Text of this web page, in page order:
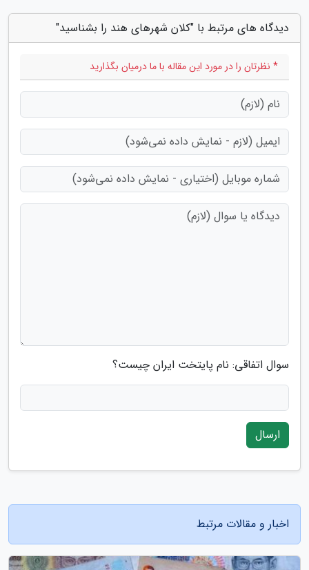
دیدگاه های مرتبط با "کلان شهرهای هند را بشناسید"
* نظرتان را در مورد این مقاله با ما درمیان بگذارید
سوال اتفاقی: نام پایتخت ایران چیست؟
ارسال
اخبار و مقالات مرتبط